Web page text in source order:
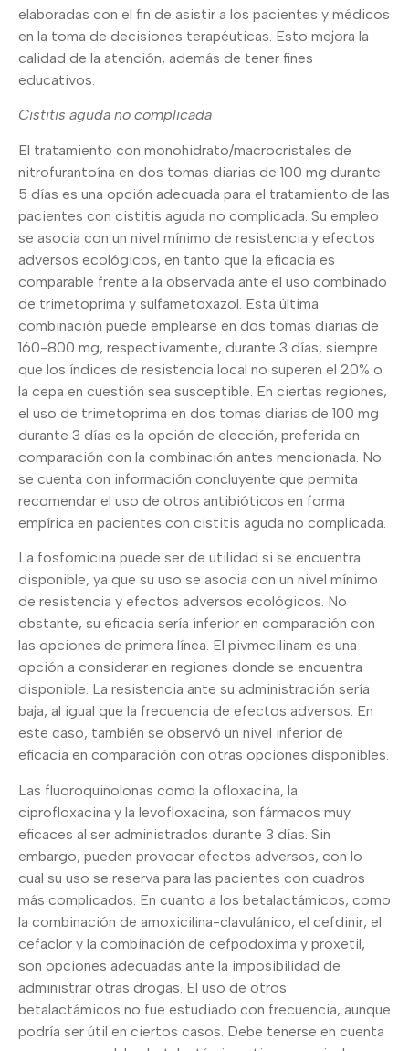
elaboradas con el fin de asistir a los pacientes y médicos
en la toma de decisiones terapéuticas. Esto mejora la
calidad de la atención, además de tener fines
educativos.
Cistitis aguda no complicada
El tratamiento con monohidrato/macrocristales de
nitrofurantoína en dos tomas diarias de 100 mg durante
5 días es una opción adecuada para el tratamiento de las
pacientes con cistitis aguda no complicada. Su empleo
se asocia con un nivel mínimo de resistencia y efectos
adversos ecológicos, en tanto que la eficacia es
comparable frente a la observada ante el uso combinado
de trimetoprima y sulfametoxazol. Esta última
combinación puede emplearse en dos tomas diarias de
160-800 mg, respectivamente, durante 3 días, siempre
que los índices de resistencia local no superen el 20% o
la cepa en cuestión sea susceptible. En ciertas regiones,
el uso de trimetoprima en dos tomas diarias de 100 mg
durante 3 días es la opción de elección, preferida en
comparación con la combinación antes mencionada. No
se cuenta con información concluyente que permita
recomendar el uso de otros antibióticos en forma
empírica en pacientes con cistitis aguda no complicada.
La fosfomicina puede ser de utilidad si se encuentra
disponible, ya que su uso se asocia con un nivel mínimo
de resistencia y efectos adversos ecológicos. No
obstante, su eficacia sería inferior en comparación con
las opciones de primera línea. El pivmecilinam es una
opción a considerar en regiones donde se encuentra
disponible. La resistencia ante su administración sería
baja, al igual que la frecuencia de efectos adversos. En
este caso, también se observó un nivel inferior de
eficacia en comparación con otras opciones disponibles.
Las fluoroquinolonas como la ofloxacina, la
ciprofloxacina y la levofloxacina, son fármacos muy
eficaces al ser administrados durante 3 días. Sin
embargo, pueden provocar efectos adversos, con lo
cual su uso se reserva para las pacientes con cuadros
más complicados. En cuanto a los betalactámicos, como
la combinación de amoxicilina-clavulánico, el cefdinir, el
cefaclor y la combinación de cefpodoxima y proxetil,
son opciones adecuadas ante la imposibilidad de
administrar otras drogas. El uso de otros
betalactámicos no fue estudiado con frecuencia, aunque
podría ser útil en ciertos casos. Debe tenerse en cuenta